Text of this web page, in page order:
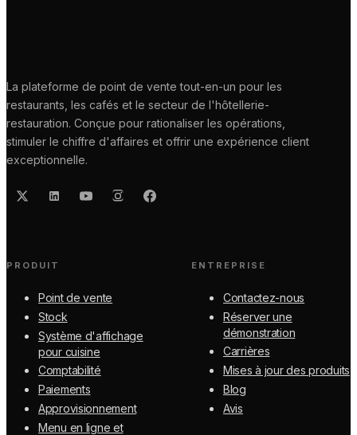
La plateforme de point de vente tout-en-un pour les
restaurants, les cafés et le secteur de l'hôtellerie-
restauration. Conçue pour rationaliser les opérations,
stimuler le chiffre d'affaires et offrir une expérience client
exceptionnelle.
PRODUIT
Point de vente
Stock
Système d'affichage
pour cuisine
Comptabilité
Paiements
Approvisionnement
Menu en ligne et
ENTREPRISE
Contactez-nous
Réserver une
démonstration
Carrières
Mises à jour des produits
Blog
Avis